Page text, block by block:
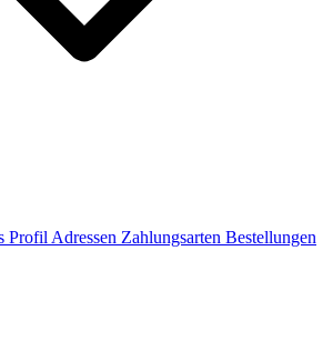
Profil Adressen Zahlungsarten Bestellungen